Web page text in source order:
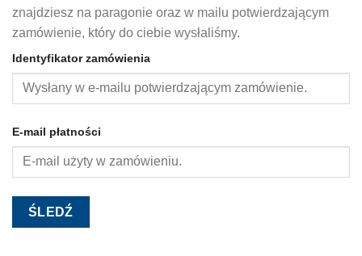
znajdziesz na paragonie oraz w mailu potwierdzającym
zamówienie, który do ciebie wysłaliśmy.
Identyfikator zamówienia
E-mail płatności
ŚLEDŹ